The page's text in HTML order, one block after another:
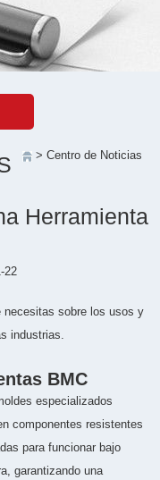
> Centro de Noticias
Herramienta
22
necesitas sobre los usos y
industrias.
BMC
especializados
componentes resistentes
para funcionar bajo
garantizando una